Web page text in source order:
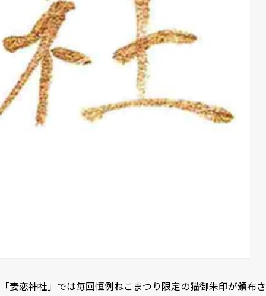
「妻恋神社」では毎回恒例ねこまつり限定の猫御朱印が頒布さ